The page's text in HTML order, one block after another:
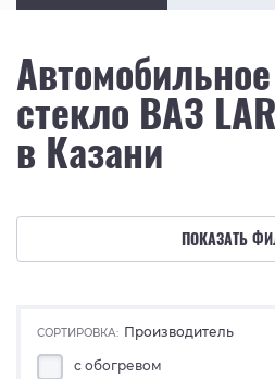
Автомобильное
стекло ВАЗ
в Казани
ПОКАЗАТЬ
СОРТИРОВКА: Производитель
с обогревом